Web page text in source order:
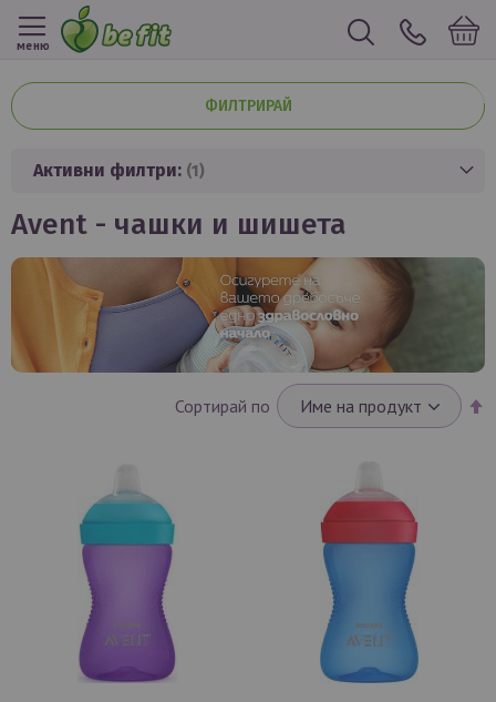
меню
avent - чашки и шишета
Сортирай по
ФИЛТРИРАЙ
Активни филтри: